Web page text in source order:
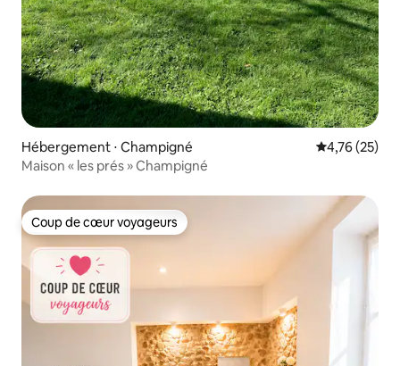
Hébergement ⋅ Champigné Évaluation
4,76 (25)
Maison « les prés » Champigné
Coup de cœur voyageurs
Coup de cœur voyageurs